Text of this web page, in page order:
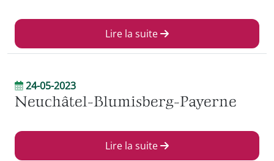
Lire la suite
24-05-2023
Neuchâtel-Blumisberg-Payerne
Lire la suite